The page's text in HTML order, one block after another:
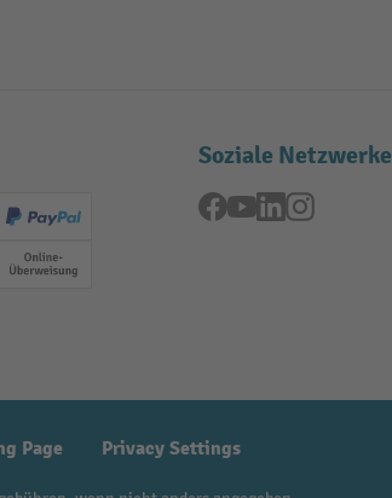
(Visa)
PayPal
Online-Überweisung
Soziale Netzwerke
Facebook
YouTubeLinkedInInstagram
Page Privacy Settings